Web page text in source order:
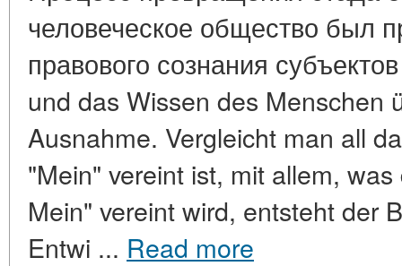
человеческое общество был
правового сознания
und das Wissen des Menschen
Ausnahme. Vergleicht man all
"Mein" vereint ist, mit allem,
Mein" vereint wird, entsteht der
Entwi ... Read more